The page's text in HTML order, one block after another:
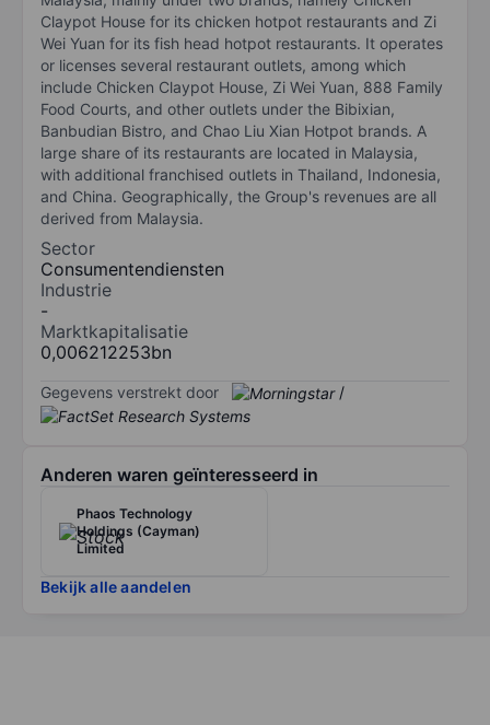
Claypot House for its chicken hotpot restaurants and Zi
Wei Yuan for its fish head hotpot restaurants. It operates
or licenses several restaurant outlets, among which
include Chicken Claypot House, Zi Wei Yuan, 888 Family
Food Courts, and other outlets under the Bibixian,
Banbudian Bistro, and Chao Liu Xian Hotpot brands. A
large share of its restaurants are located in Malaysia,
with additional franchised outlets in Thailand, Indonesia,
and China. Geographically, the Group's revenues are all
derived from Malaysia.
Sector
Consumentendiensten
Industrie
-
Marktkapitalisatie
0,006212253bn
Gegevens verstrekt door /
Anderen waren geïnteresseerd in
Phaos Technology
Holdings (Cayman)
Limited
Bekijk alle aandelen